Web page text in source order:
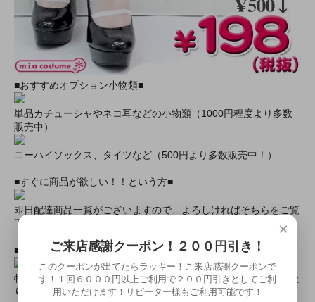
■おすすめオプション小物類■
単品カチューシャやネコ耳などの小物類（1000円程度より多数
販売中）
ニーハイソックス、タイツなど（500円より多数販売中！）
■すぐに商品が欲しい！！という方■
即日配達商品一覧がございますので、よろしければそちらをご覧
下さいませ。
■とにかく安くて高品質な商品が欲しい！という方■
特別割引商品を掲載しています！最大８０％引きの商品もあった
りします！
×
ご来店感謝クーポン！２００円引き！
このクーポンが出てたらラッキー！ご来店感謝クーポンで
す！１回６０００円以上ご利用で２００円引きとしてご利
用いただけます！リピーター様もご利用可能です！